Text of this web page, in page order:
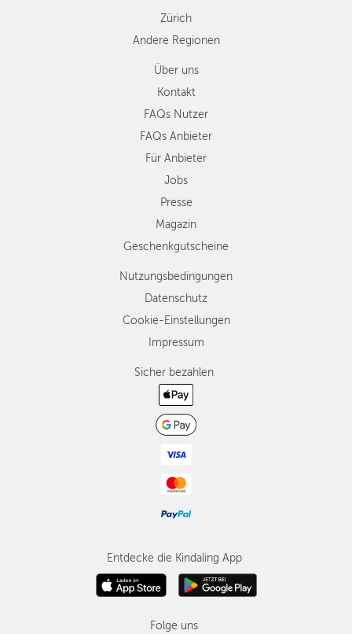
Zürich
Andere Regionen
Über uns
Kontakt
FAQs Nutzer
FAQs Anbieter
Für Anbieter
Jobs
Presse
Magazin
Geschenkgutscheine
Nutzungsbedingungen
Datenschutz
Cookie-Einstellungen
Impressum
Sicher bezahlen
Entdecke die Kindaling App
Folge uns